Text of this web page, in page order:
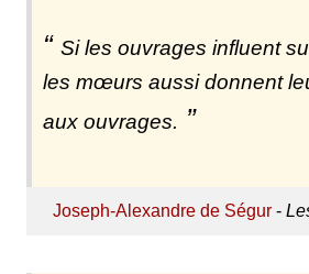
Si les ouvrages influent
les mœurs aussi donnent
aux ouvrages.
Joseph-Alexandre de Ségur -